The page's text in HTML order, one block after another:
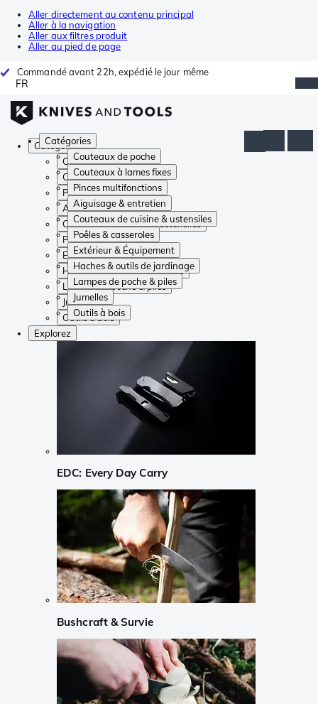
Aller directement au contenu principal
Aller à la navigation
Aller aux filtres produit
Aller au pied de page
Commandé avant 22h, expédié le jour même
FR
Catégories
Couteaux de poche
Couteaux à lames fixes
Pinces multifonctions
Aiguisage & entretien
Couteaux de cuisine & ustensiles
Poêles & casseroles
Extérieur & Équipement
Haches & outils de jardinage
Lampes de poche & piles
Jumelles
Outils à bois
Catégories
Couteaux de poche
Couteaux à lames fixes
Pinces multifonctions
Aiguisage & entretien
Couteaux de cuisine & ustensiles
Poêles & casseroles
Extérieur & Équipement
Haches & outils de jardinage
Lampes de poche & piles
Jumelles
Outils à bois
Explorez
EDC: Every Day Carry
Bushcraft & Survie